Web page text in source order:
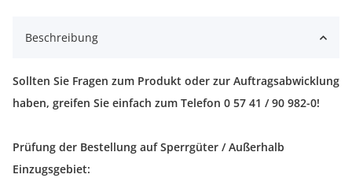
Beschreibung
Sollten Sie Fragen zum Produkt oder zur Auftragsabwicklung
haben, greifen Sie einfach zum Telefon 0 57 41 / 90 982-0!
Prüfung der Bestellung auf Sperrgüter / Außerhalb
Einzugsgebiet: